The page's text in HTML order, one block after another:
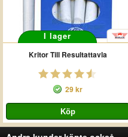
I lager
Kritor Till Resultattavla
29 kr